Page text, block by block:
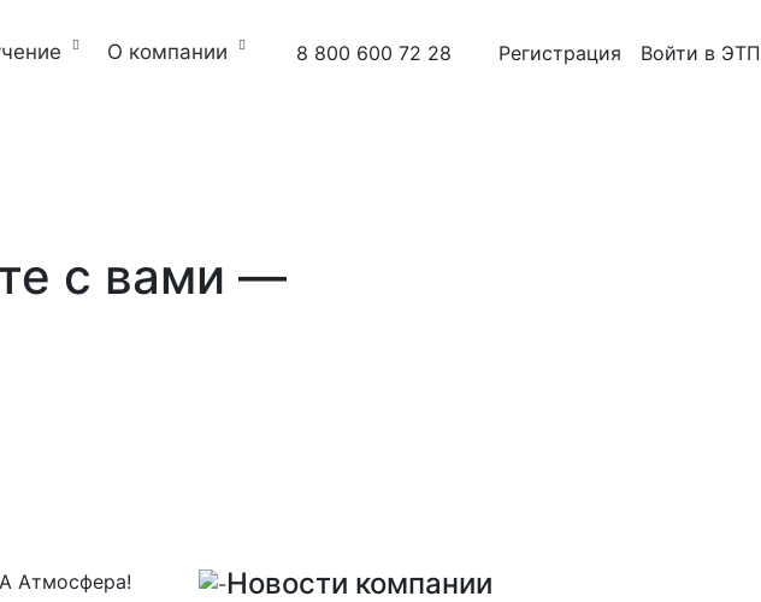
О компании 8 800 600 72 28 Регистрация Войти в ЭТП
с вами —
Атмосфера! Новости компании